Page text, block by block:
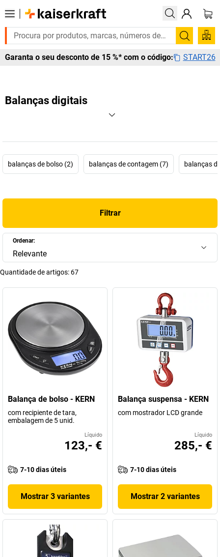
Garanta o seu desconto de 15 %* com o código: START26
Balanças digitais
balanças de bolso (2) balanças de contagem (7) balanças
Filtrar
Ordenar:
Relevante
Quantidade de artigos: 67
Balança de bolso - KERN
com recipiente de tara,
embalagem de 5 unid.
Líquido
123,- €
7-10 dias úteis
Mostrar 3 variantes
Balança suspensa - KERN
com mostrador LCD grande
Líquido
285,- €
7-10 dias úteis
Mostrar 2 variantes